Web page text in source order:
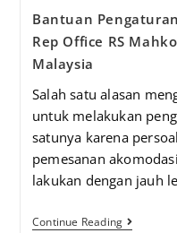
Bantuan
Rep Office RS
Malaysia
Salah satu alasan
untuk melakukan
satunya karena
pemesanan
lakukan dengan jauh
Continue Reading